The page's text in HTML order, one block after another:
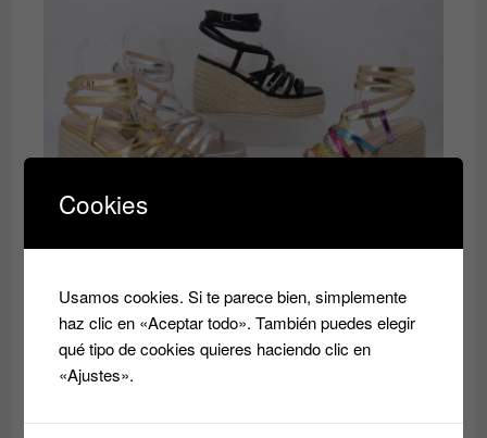
40.00€.
35.00€.
original
era:
40.00€.
actual
es:
35.00€.
Cookies
Usamos cookies. Si te parece bien, simplemente
haz clic en «Aceptar todo». También puedes elegir
qué tipo de cookies quieres haciendo clic en
«Ajustes».